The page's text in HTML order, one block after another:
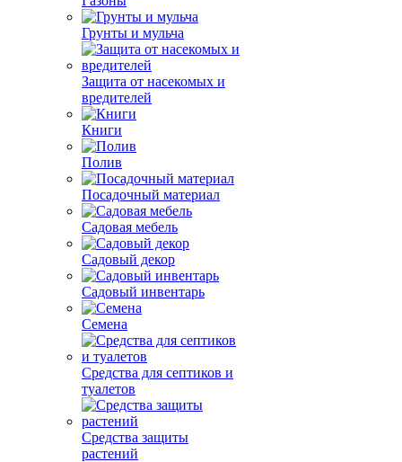
Грунты и мульча
Защита от насекомых и
вредителей
Книги
Полив
Посадочный материал
Садовая мебель
Садовый декор
Садовый инвентарь
Семена
Средства для септиков и
туалетов
Средства защиты
растений